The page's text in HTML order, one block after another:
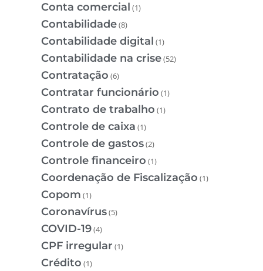
Conta comercial (1)
Contabilidade(8)
Contabilidade digital (1)
Contabilidade na crise(52)
Contratação (6)
Contratar funcionário (1)
Contrato de trabalho (1)
Controle de caixa (1)
Controle de gastos(2)
Controle financeiro (1)
Coordenação de Fiscalização (1)
Copom (1)
Coronavírus(5)
COVID-19(4)
CPF irregular (1)
Crédito (1)